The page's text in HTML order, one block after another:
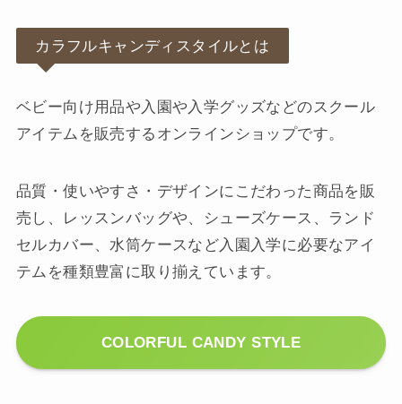
カラフルキャンディスタイルとは
ベビー向け用品や入園や入学グッズなどのスクール
アイテムを販売するオンラインショップです。
品質・使いやすさ・デザインにこだわった商品を販
売し、レッスンバッグや、シューズケース、ランド
セルカバー、水筒ケースなど入園入学に必要なアイ
テムを種類豊富に取り揃えています。
COLORFUL CANDY STYLE